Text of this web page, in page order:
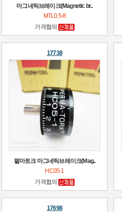
마그네틱브레이크(Magnetic br..
MTL0.5-8
가격협의
17738
펄마토크 마그네틱브레이크(Mag..
HC05-1
가격협의
17698